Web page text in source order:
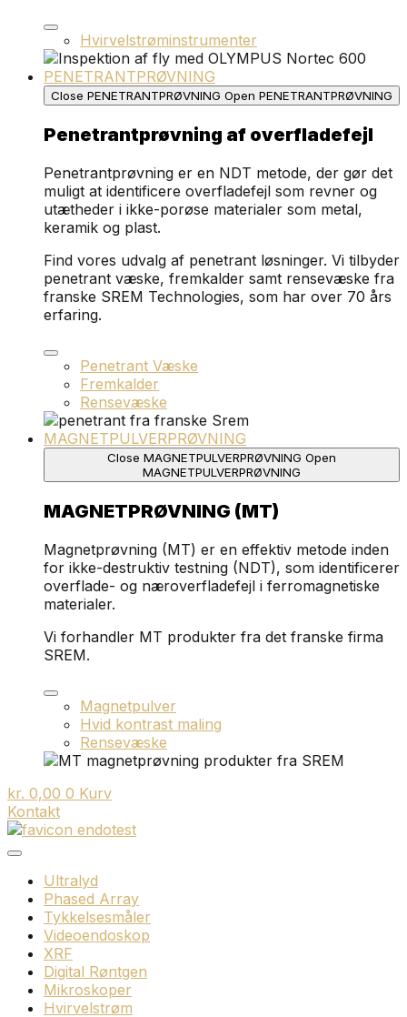
Hvirvelstrøminstrumenter
PENETRANTPRØVNING
Close PENETRANTPRØVNING Open PENETRANTPRØVNING
Penetrantprøvning af overfladefejl
Penetrantprøvning er en NDT metode, der gør det
muligt at identificere overfladefejl som revner og
utætheder i ikke-porøse materialer som metal,
keramik og plast.
Find vores udvalg af penetrant løsninger. Vi tilbyder
penetrant væske, fremkalder samt rensevæske fra
franske SREM Technologies, som har over 70 års
erfaring.
Penetrant Væske
Fremkalder
Rensevæske
MAGNETPULVERPRØVNING
Close MAGNETPULVERPRØVNING Open
MAGNETPULVERPRØVNING
MAGNETPRØVNING (MT)
Magnetprøvning (MT) er en effektiv metode inden
for ikke-destruktiv testning (NDT), som identificerer
overflade- og næroverfladefejl i ferromagnetiske
materialer.
Vi forhandler MT produkter fra det franske firma
SREM.
Magnetpulver
Hvid kontrast maling
Rensevæske
kr. 0,00 0 Kurv
Kontakt
Ultralyd
Phased Array
Tykkelsesmåler
Videoendoskop
XRF
Digital Røntgen
Mikroskoper
Hvirvelstrøm